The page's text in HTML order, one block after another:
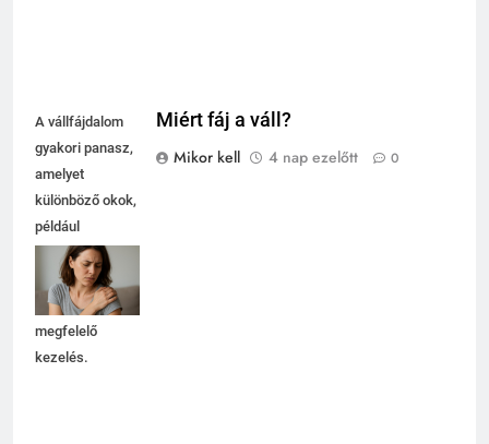
A vállfájdalom
gyakori panasz,
amelyet
különböző okok,
például
túlterhelés vagy
sérülés okozhat.
Fontos a
megfelelő
kezelés.
Miért fáj a váll?
Mikor kell
4 nap ezelőtt 0